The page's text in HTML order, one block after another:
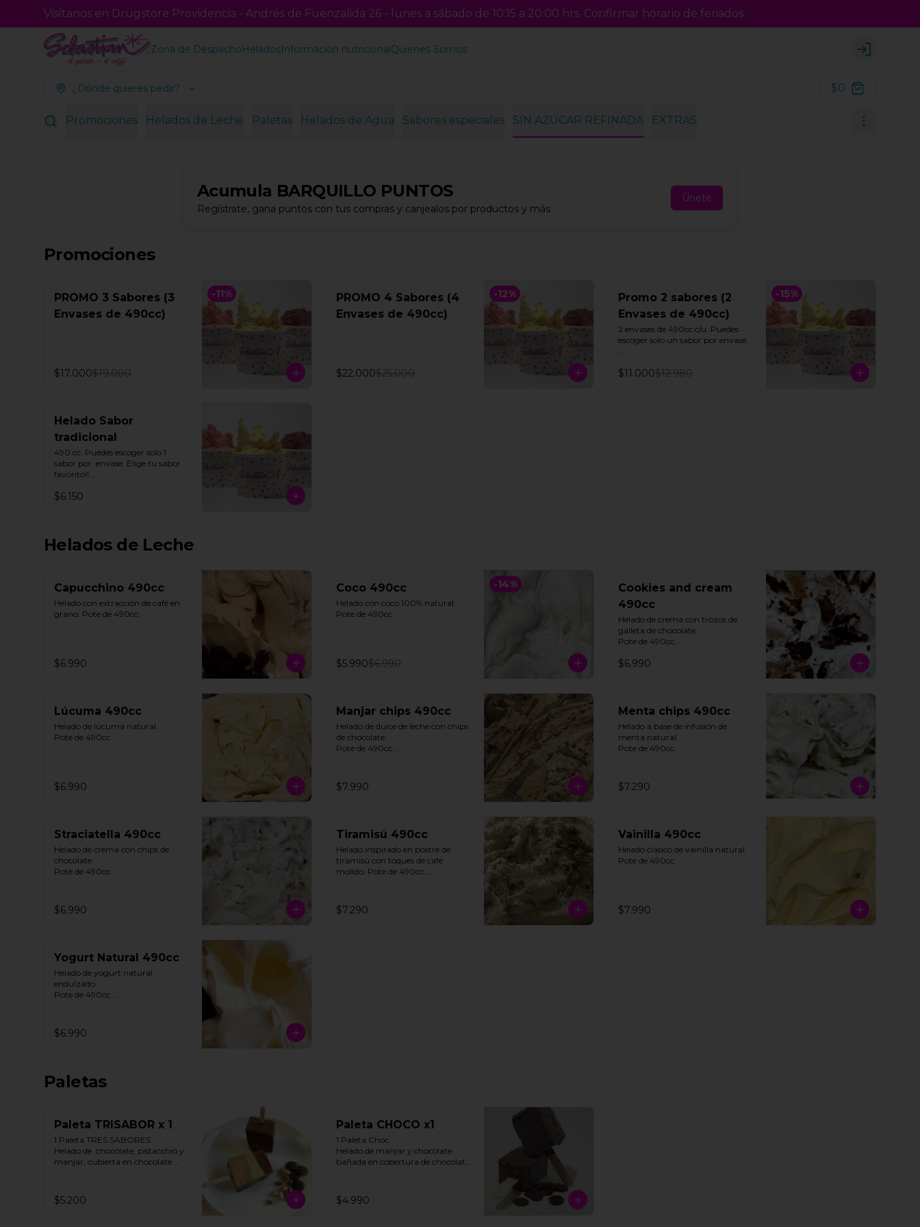
Visítanos en Drugstore Providencia - Andrés de Fuenzalida 26 - lunes a sábado de 10:15 a 20:00 hrs. Confirmar horario de feriados.
Zona de DespachoHeladosInformación nutricionalQuienes Somos Login
¿Dónde quieres pedir? $0
Promociones Helados de Leche Paletas Helados de Agua Sabores especiales SIN AZÚCAR REFINADA EXTRAS
Acumula BARQUILLO PUNTOS
Regístrate, gana puntos con tus compras y canjealos por productos y más
Únete
Promociones
-11%
PROMO 3 Sabores (3
Envases de 490cc)
$17.000$19.000
-12%
PROMO 4 Sabores (4
Envases de 490cc)
$22.000$25.000
-15%
Promo 2 sabores (2
Envases de 490cc)
2 envases de 490cc c/u. Puedes
escoger solo un sabor por envase.
"SORBETTO" son aptos para
$11.000$12.980
Helado Sabor
tradicional
490 cc. Puedes escoger solo 1
sabor por  envase. Elige tu sabor
favorito!!
Todos nuestros helados de fruta
excepción de la lúcuma"
$6.150
Helados de Leche
Capucchino 490cc
Helado con extracción de café en
grano. Pote de 490cc.
$6.990
-14%
Coco 490cc
Helado con coco 100% natural.
Pote de 490cc.
$5.990$6.990
Cookies and cream
490cc
Helado de crema con trozos de
galleta de chocolate.
Pote de 490cc.
**FOTO REFERENCIAL**
$6.990
Lúcuma 490cc
Helado de lúcuma natural.
Pote de 490cc
$6.990
Manjar chips 490cc
Helado de dulce de leche con chips
de chocolate.
Pote de 490cc
$7.990
Menta chips 490cc
Helado a base de infusión de
menta natural.
Pote de 490cc.
$7.290
Straciatella 490cc
Helado de crema con chips de
chocolate.
Pote de 490cc
$6.990
Tiramisú 490cc
Helado inspirado en postre de
tiramisú con toques de café
molido. Pote de 490cc.
**FOTO REFERENCIAL**
$7.290
Vainilla 490cc
Helado clásico de vainilla natural.
Pote de 490cc
$7.990
Yogurt Natural 490cc
Helado de yogurt natural
endulzado.
Pote de 490cc.
$6.990
Paletas
Paleta TRISABOR x 1
1 Paleta TRES SABORES
Helado de  chocolate, pistacchio y
manjar, cubierta en chocolate.
**FOTO REFERENCIAL**
$5.200
Paleta CHOCO x1
1 Paleta Choc.
Helado de manjar y chocolate
bañada en cobertura de chocolate.
$4.990